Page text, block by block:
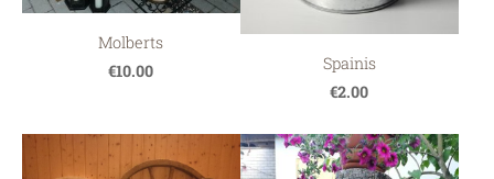
Molberts
€10.00
Spainis
€2.00